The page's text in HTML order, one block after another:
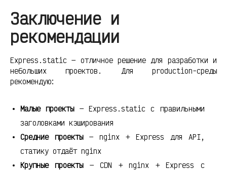
Заключение и
рекомендации
Express.static — отличное решение для разработки и
небольших проектов. Для production-среды
рекомендую:
Малые проекты— Express.static с правильными
заголовками кэширования
Средние проекты— nginx + Express для API,
статику отдаёт nginx
Крупные проекты— CDN + nginx + Express с